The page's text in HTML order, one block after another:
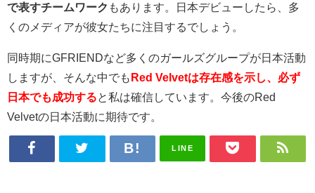
で表すチームワーク もあります。日本デビューしたら、多
くのメディアが彼女たちに注目するでしょう。
同時期にGFRIENDなど多くのガールズグループが日本活動
しますが、そんな中でもRed Velvetは存在感を示し、必ず
日本でも成功する と私は確信しています。今後のRed
Velvetの日本活動に期待です。
LINE